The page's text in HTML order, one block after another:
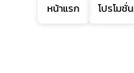
หน้าแรก โปรโมชั่น